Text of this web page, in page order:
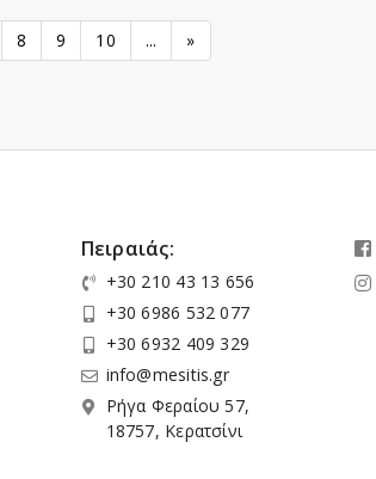
8 9 10 ... »
Πειραιάς:
+30 210 43 13 656
+30 6986 532 077
+30 6932 409 329
info@mesitis.gr
Ρήγα Φεραίου 57,
18757, Κερατσίνι